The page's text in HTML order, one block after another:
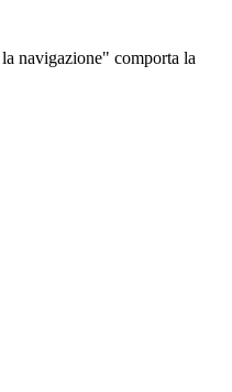
navigazione" comporta la